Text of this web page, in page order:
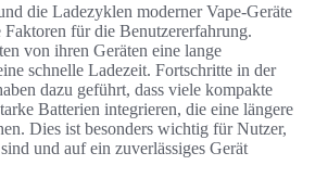
die Ladezyklen moderner Vape-Geräte
Faktoren für die Benutzererfahrung.
von ihren Geräten eine lange
schnelle Ladezeit. Fortschritte in der
dazu geführt, dass viele kompakte
Batterien integrieren, die eine längere
Dies ist besonders wichtig für Nutzer,
und auf ein zuverlässiges Gerät